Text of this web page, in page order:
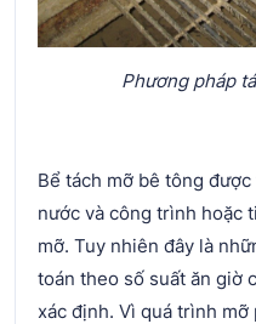
Phương pháp
Bể tách mỡ bê tông
nước và công trình hoặc
mỡ. Tuy nhiên đây là
toán theo số suất ăn giờ
xác định. Vì quá trình